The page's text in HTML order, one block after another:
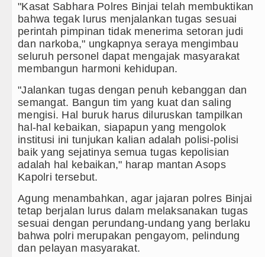
"Kasat Sabhara Polres Binjai telah membuktikan
bahwa tegak lurus menjalankan tugas sesuai
perintah pimpinan tidak menerima setoran judi
dan narkoba," ungkapnya seraya mengimbau
seluruh personel dapat mengajak masyarakat
membangun harmoni kehidupan.
"Jalankan tugas dengan penuh kebanggan dan
semangat. Bangun tim yang kuat dan saling
mengisi. Hal buruk harus diluruskan tampilkan
hal-hal kebaikan, siapapun yang mengolok
institusi ini tunjukan kalian adalah polisi-polisi
baik yang sejatinya semua tugas kepolisian
adalah hal kebaikan," harap mantan Asops
Kapolri tersebut.
Agung menambahkan, agar jajaran polres Binjai
tetap berjalan lurus dalam melaksanakan tugas
sesuai dengan perundang-undang yang berlaku
bahwa polri merupakan pengayom, pelindung
dan pelayan masyarakat.